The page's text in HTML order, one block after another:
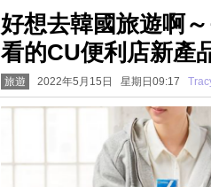
好想去韓國旅遊啊
看的CU便利店新產
旅遊 2022年5月15日 星期日09:17